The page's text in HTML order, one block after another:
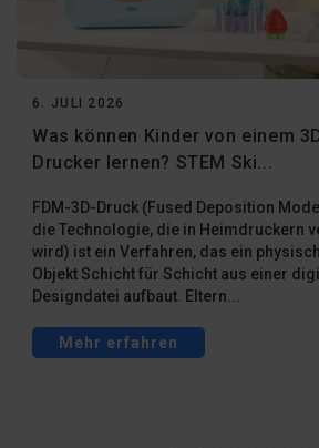
6. JULI 2026
Was können Kinder von einem
Drucker lernen? STEM Ski...
FDM-3D-Druck (Fused Deposition
die Technologie, die in Heimdruckern
wird) ist ein Verfahren, das ein
Objekt Schicht für Schicht aus einer
Designdatei aufbaut. Eltern...
Mehr erfahren